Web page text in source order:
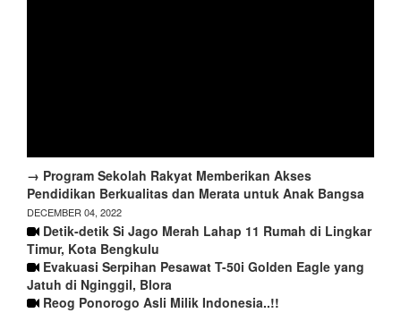
→ Program Sekolah Rakyat Memberikan Akses
Pendidikan Berkualitas dan Merata untuk Anak Bangsa
DECEMBER 04, 2022
Detik-detik Si Jago Merah Lahap 11 Rumah di Lingkar
Timur, Kota Bengkulu
Evakuasi Serpihan Pesawat T-50i Golden Eagle yang
Jatuh di Nginggil, Blora
Reog Ponorogo Asli Milik Indonesia..!!